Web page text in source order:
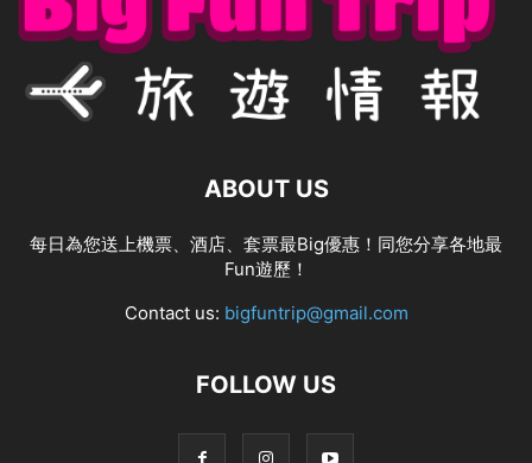
ABOUT US
每日為您送上機票、酒店、套票最Big優惠！同您分享各地最
Fun遊歷！
Contact us: bigfuntrip@gmail.com
FOLLOW US